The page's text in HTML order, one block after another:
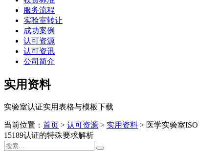
服务流程
实验室转让
成功案例
认可资源
认可资讯
公司简介
实用资料
实验室认证实用表格与模板下载
当前位置： 首页 > 认可资源 > 实用资料 > 医学实验室ISO
15189认证的特殊要求解析